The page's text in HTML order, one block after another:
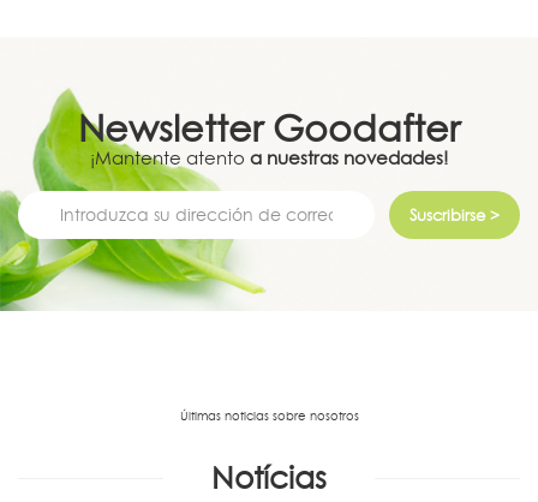
Newsletter Goodafter
¡Mantente atento a nuestras novedades!
Suscribirse >
Últimas noticias sobre nosotros
Notícias